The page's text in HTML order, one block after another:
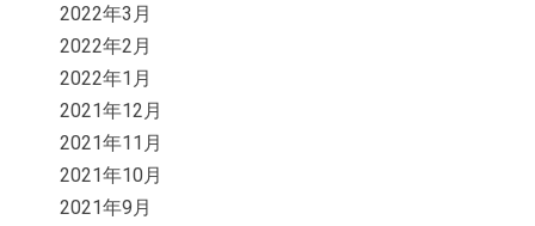
2022年3月
2022年2月
2022年1月
2021年12月
2021年11月
2021年10月
2021年9月